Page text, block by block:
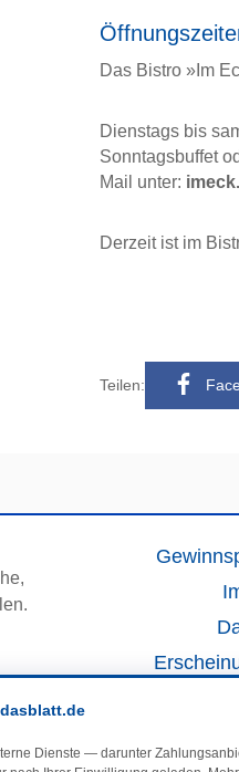
Das Bistro »Im
Dienstags bis
Sonntagsbuffet
Mail unter:
Derzeit ist im
Teilen:
Dienste — darunter